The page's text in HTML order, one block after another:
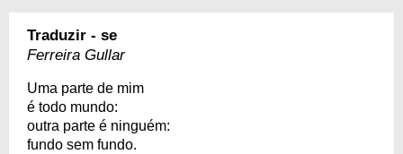
Traduzir - se
Ferreira Gullar
Uma parte de mim
é todo mundo:
outra parte é ninguém:
fundo sem fundo.